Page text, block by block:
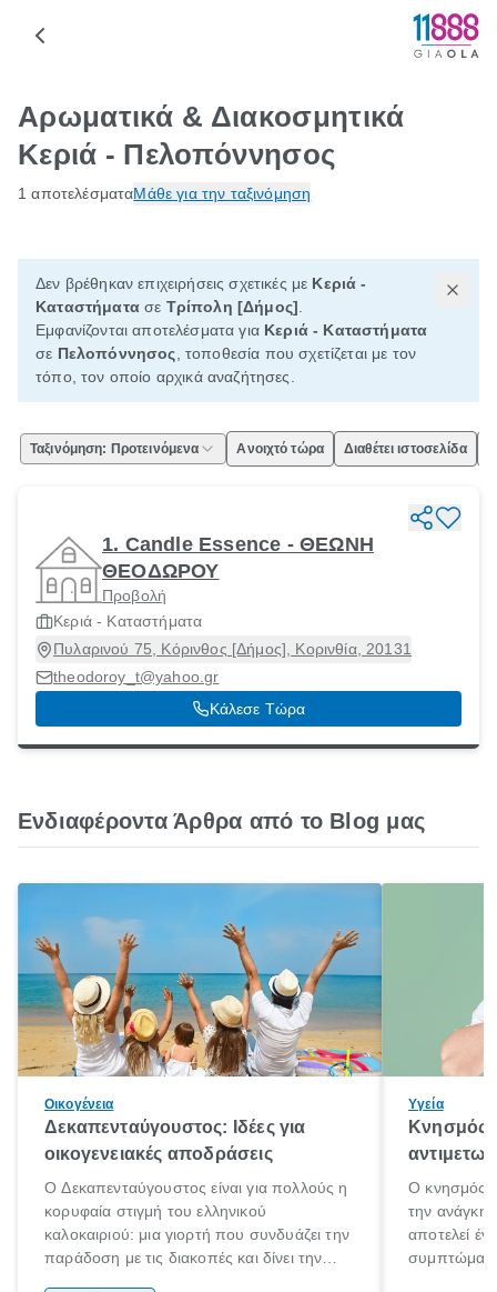
Αρωματικά & Διακοσμητικά
Κεριά - Πελοπόννησος
1 αποτελέσματαΜάθε για την ταξινόμηση
Δεν βρέθηκαν επιχειρήσεις σχετικές με Κεριά -
Καταστήματασε Τρίπολη [Δήμος]
Εμφανίζονται αποτελέσματα για Κεριά - Καταστήματα
σε Πελοπόννησος , τοποθεσία που σχετίζεται με τον
τόπο, τον οποίο αρχικά αναζήτησες.
Ταξινόμηση: Προτεινόμενα Ανοιχτό τώρα Διαθέτει ιστοσελίδα
1. Candle Essence - ΘΕΩΝΗ
ΘΕΟΔΩΡΟΥ
Προβολή
Κεριά - Καταστήματα
Πυλαρινού 75, Κόρινθος [Δήμος], Κορινθία, 20131
theodoroy_t@yahoo.gr
Κάλεσε Τώρα
Ενδιαφέροντα Άρθρα από το Blog μας
Οικογένεια
Δεκαπενταύγουστος: Ιδέες για
οικογενειακές αποδράσεις
Ο Δεκαπενταύγουστος είναι για πολλούς η
κορυφαία στιγμή του ελληνικού
καλοκαιριού: μια γιορτή που συνδυάζει την
παράδοση με τις διακοπές και δίνει την
Υγεία
Κνησμός:
Ο κνησμός
την ανάγκη
αποτελεί